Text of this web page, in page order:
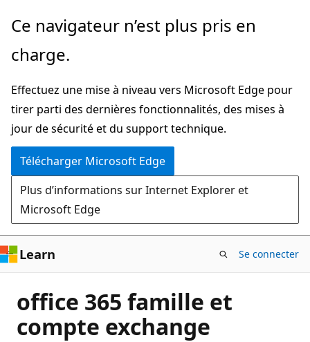
Passer
directement
au
principal
Ce navigateur n’est plus pris en
charge.
Effectuez une mise à niveau vers Microsoft Edge pour
tirer parti des dernières fonctionnalités, des mises à
jour de sécurité et du support technique.
Télécharger Microsoft Edge
Plus d’informations sur Internet Explorer et
Microsoft Edge
Learn Se connecter
office 365 famille et
compte exchange